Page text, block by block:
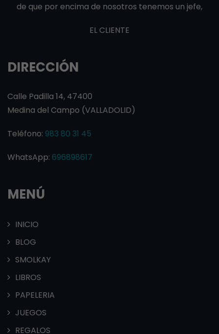
de que por encima de nosotros tenemos un jefe,
EL CLIENTE
DIRECCIÓN
Calle Padilla 14, 47400
Medina del Campo (VALLADOLID)
Teléfono: 983 80 31 45
WhatsApp: 696898617
MENÚ
INICIO
BLOG
SMOLKAY
LIBROS
PAPELERIA
JUEGOS
REGALOS